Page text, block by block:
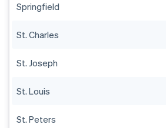
Springfield
St. Charles
St. Joseph
St. Louis
St. Peters